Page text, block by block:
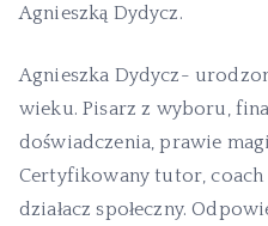
Agnieszką Dydycz.
Agnieszka Dydycz-
wieku. Pisarz z wyboru,
doświadczenia, prawie
Certyfikowany tutor,
działacz społeczny.